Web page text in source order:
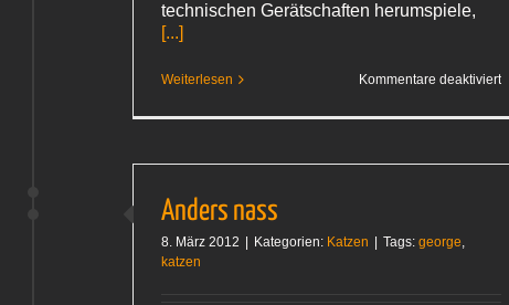
technischen Gerätschaften herumspiele,
[...]
Weiterlesen Kommentare deaktiviertfür
Anders nass
8. März 2012 Kategorien: Katzen Tags: george,
katzen